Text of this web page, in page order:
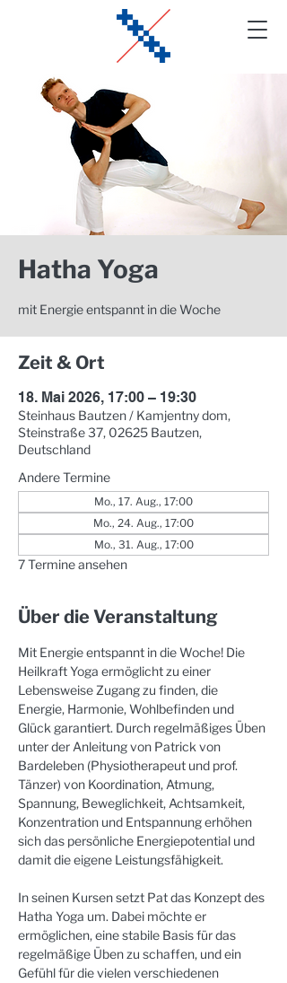
Hatha Yoga
mit Energie entspannt in die Woche
Zeit & Ort
18. Mai 2026, 17:00 – 19:30
Steinhaus Bautzen / Kamjentny dom,
Steinstraße 37, 02625 Bautzen,
Deutschland
Andere Termine
Mo., 17. Aug., 17:00
Mo., 24. Aug., 17:00
Mo., 31. Aug., 17:00
7 Termine ansehen
Über die Veranstaltung
Mit Energie entspannt in die Woche! Die
Heilkraft Yoga ermöglicht zu einer
Lebensweise Zugang zu finden, die
Energie, Harmonie, Wohlbefinden und
Glück garantiert. Durch regelmäßiges Üben
unter der Anleitung von Patrick von
Bardeleben (Physiotherapeut und prof.
Tänzer) von Koordination, Atmung,
Spannung, Beweglichkeit, Achtsamkeit,
Konzentration und Entspannung erhöhen
sich das persönliche Energiepotential und
damit die eigene Leistungsfähigkeit.
In seinen Kursen setzt Pat das Konzept des
Hatha Yoga um. Dabei möchte er
ermöglichen, eine stabile Basis für das
regelmäßige Üben zu schaffen, und ein
Gefühl für die vielen verschiedenen